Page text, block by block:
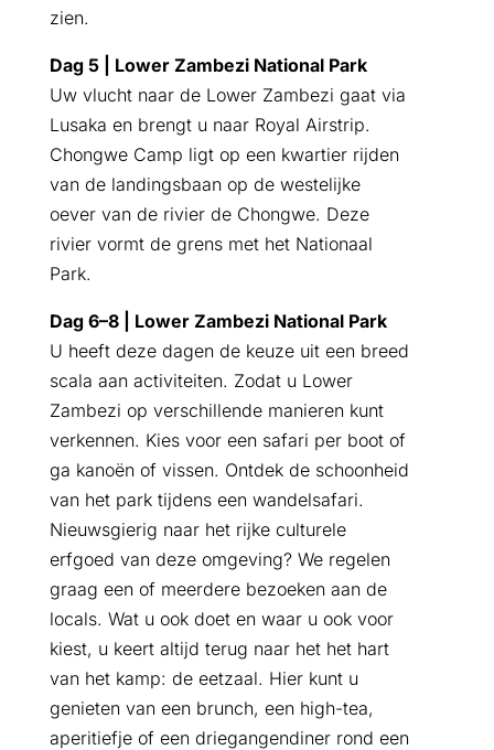
zien.
Dag 5 | Lower Zambezi National Park
Uw vlucht naar de Lower Zambezi gaat via
Lusaka en brengt u naar Royal Airstrip.
Chongwe Camp ligt op een kwartier rijden
van de landingsbaan op de westelijke
oever van de rivier de Chongwe. Deze
rivier vormt de grens met het Nationaal
Park.
Dag 6–8 | Lower Zambezi National Park
U heeft deze dagen de keuze uit een breed
scala aan activiteiten. Zodat u Lower
Zambezi op verschillende manieren kunt
verkennen. Kies voor een safari per boot of
ga kanoën of vissen. Ontdek de schoonheid
van het park tijdens een wandelsafari.
Nieuwsgierig naar het rijke culturele
erfgoed van deze omgeving? We regelen
graag een of meerdere bezoeken aan de
locals. Wat u ook doet en waar u ook voor
kiest, u keert altijd terug naar het het hart
van het kamp: de eetzaal. Hier kunt u
genieten van een brunch, een high-tea,
aperitiefje of een driegangendiner rond een